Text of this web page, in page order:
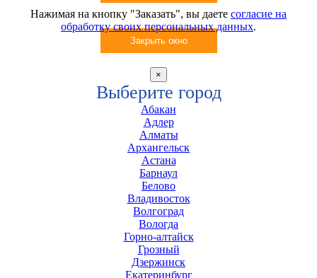
Нажимая на кнопку "Заказать", вы даете согласие на
обработку своих персональных данных.
Закрыть окно
×
Выберите город
Абакан
Адлер
Алматы
Архангельск
Астана
Барнаул
Белово
Владивосток
Волгоград
Вологда
Горно-алтайск
Грозный
Дзержинск
Екатеринбург